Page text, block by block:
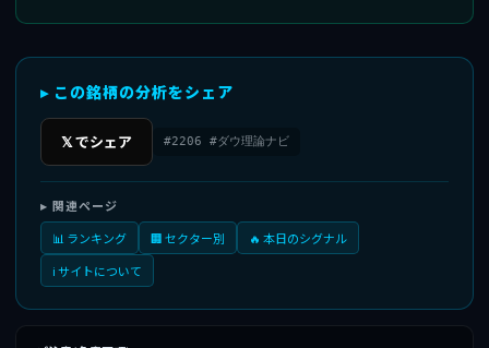
▸ この銘柄の分析をシェア
𝕏 でシェア #2206 #ダウ理論ナビ
▸ 関連ページ
📊 ランキング
🏢 セクター別
🔥 本日のシグナル
ℹ️ サイトについて